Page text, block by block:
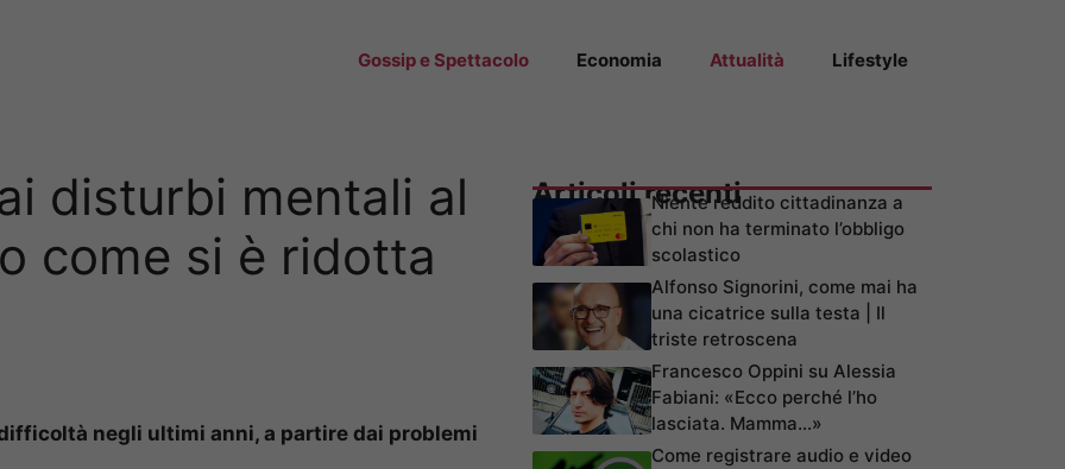
Gossip e Spettacolo Economia Attualità Lifestyle
disturbi mentali al
come si è ridotta
negli ultimi anni, a partire dai problemi
Articoli recentiNiente reddito cittadinanza a
chi non ha terminato l’obbligo
scolastico
Alfonso Signorini, come mai ha
una cicatrice sulla testa | Il
triste retroscena
Francesco Oppini su Alessia
Fabiani: «Ecco perché l’ho
lasciata. Mamma…»
Come registrare audio e video